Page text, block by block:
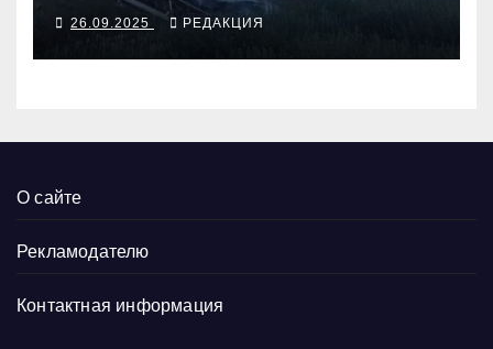
26.09.2025 РЕДАКЦИЯ
О сайте
Рекламодателю
Контактная информация